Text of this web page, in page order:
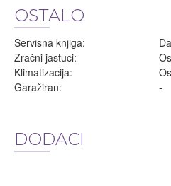
OSTALO
Servisna knjiga:
Da
Zračni jastuci:
Klimatizacija:
Garažiran:
-
DODACI